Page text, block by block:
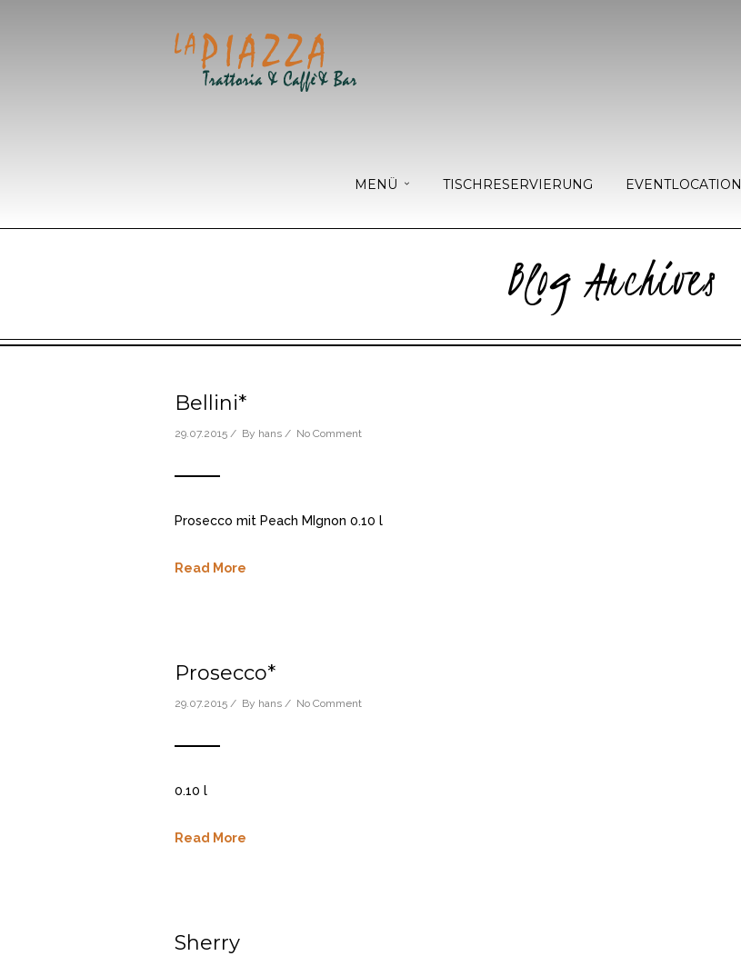
MENÜ TISCHRESERVIERUNG EVENTLOCATION
Blog Archives
Bellini*
29.07.2015 / By hans / No Comment
Prosecco mit Peach MIgnon 0.10 l
Read More
Prosecco*
29.07.2015 / By hans / No Comment
0.10 l
Read More
Sherry